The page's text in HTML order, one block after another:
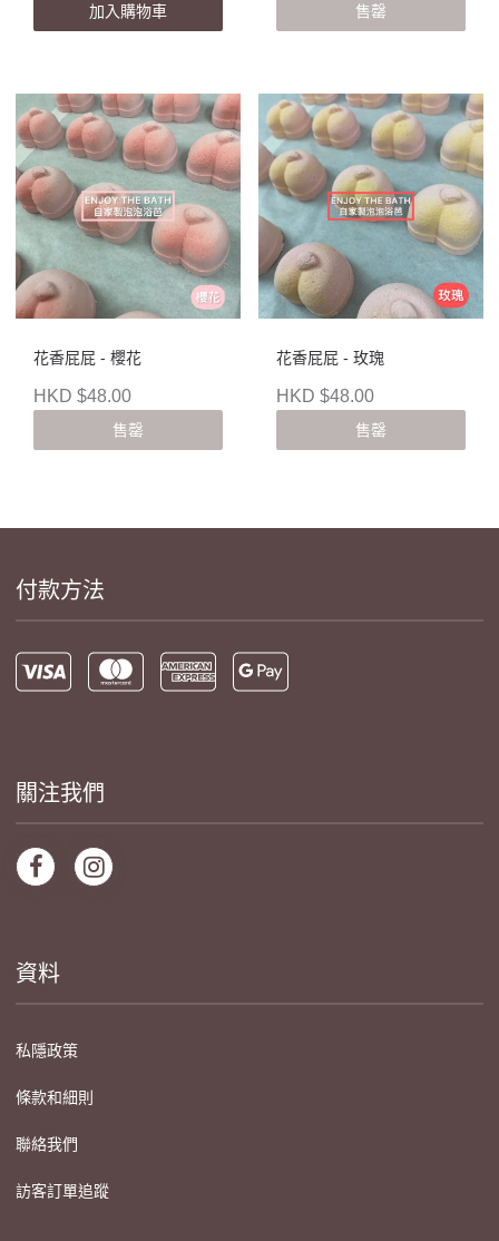
加入購物車 售罄
花香屁屁 - 櫻花
HKD $48.00
售罄
花香屁屁 - 玫瑰
HKD $48.00
售罄
付款方法
關注我們
資料
私隱政策
條款和細則
聯絡我們
訪客訂單追蹤